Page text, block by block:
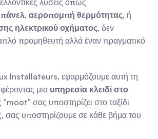
, αεροπομπή θερμότητας
ηλεκτρικού οχήματος, δεν
προμηθευτή αλλά έναν πραγματικό
Installateurs, εφαρμόζουμε αυτή τη
μια υπηρεσία κλειδί στο
σας υποστηρίζει στο ταξίδι
σας υποστηρίζουμε σε κάθε βήμα του